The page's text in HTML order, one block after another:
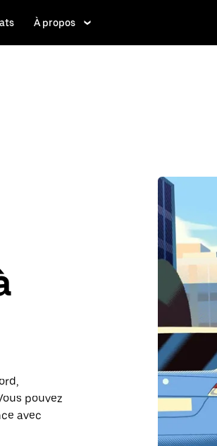
À propos
pouvez
avec